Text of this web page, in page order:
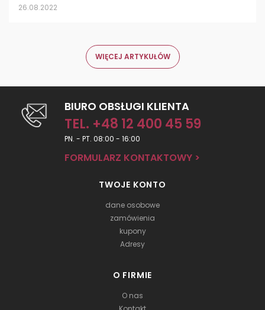
26.08.2022
WIĘCEJ ARTYKUŁÓW
BIURO OBSŁUGI KLIENTA
TEL. +48 12 400 45 59
PN. - PT. 08:00 - 16:00
FORMULARZ KONTAKTOWY >
TWOJE KONTO
dane osobowe
zamówienia
kupony
Adresy
O FIRMIE
O nas